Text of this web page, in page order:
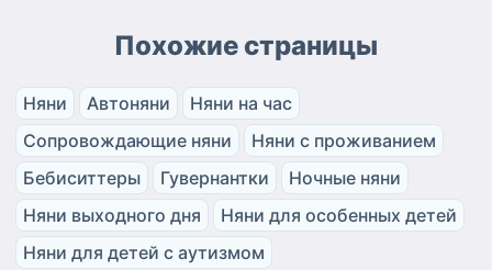
Похожие страницы
Няни Автоняни
Няни на час
Сопровождающие няни
Няни с проживанием
Бебиситтеры
Гувернантки
Ночные няни
Няни выходного дня
Няни для особенных детей
Няни для детей с аутизмом